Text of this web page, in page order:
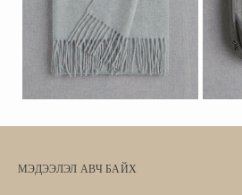
МЭДЭЭЛЭЛ АВЧ БАЙХ